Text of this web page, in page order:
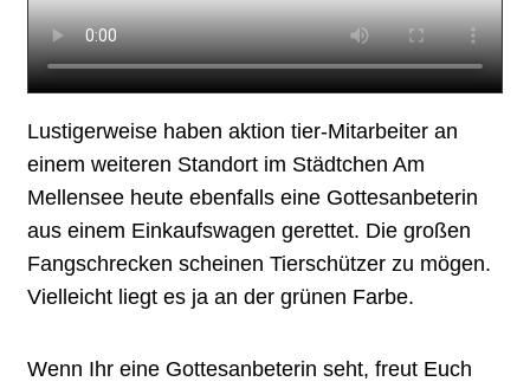
Lustigerweise haben aktion tier-Mitarbeiter an
einem weiteren Standort im Städtchen Am
Mellensee heute ebenfalls eine Gottesanbeterin
aus einem Einkaufswagen gerettet. Die großen
Fangschrecken scheinen Tierschützer zu mögen.
Vielleicht liegt es ja an der grünen Farbe.
Wenn Ihr eine Gottesanbeterin seht, freut Euch